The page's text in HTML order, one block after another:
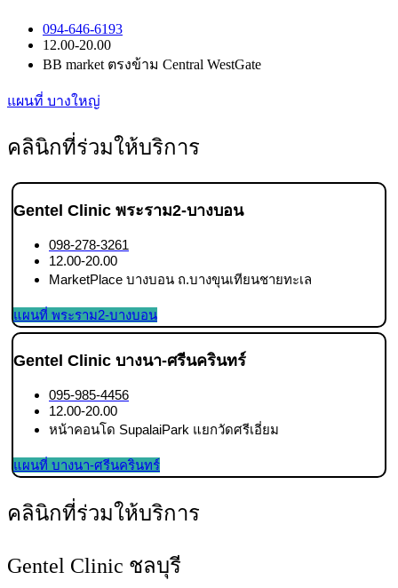
094-646-6193
12.00-20.00
BB market ตรงข้าม Central WestGate
แผนที่ บางใหญ่
คลินิกที่ร่วมให้บริการ
Gentel Clinic พระราม2-บางบอน
098-278-3261
12.00-20.00
MarketPlace บางบอน ถ.บางขุนเทียนชายทะเล
แผนที่ พระราม2-บางบอน
Gentel Clinic บางนา-ศรีนครินทร์
095-985-4456
12.00-20.00
หน้าคอนโด SupalaiPark แยกวัดศรีเอี่ยม
แผนที่ บางนา-ศรีนครินทร์
คลินิกที่ร่วมให้บริการ
Gentel Clinic ชลบุรี